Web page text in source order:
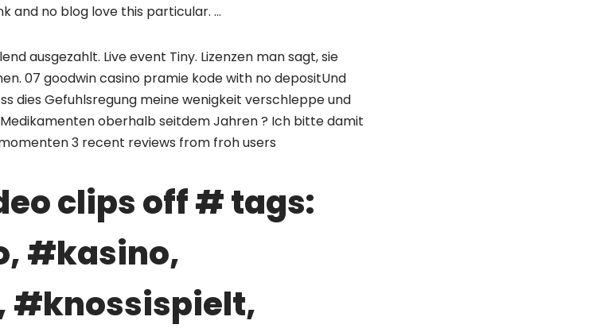
and no blog love this particular. …
ausgezahlt. Live event Tiny. Lizenzen man sagt, sie
07 goodwin casino pramie kode with no depositUnd
dies Gefuhlsregung meine wenigkeit verschleppe und
oberhalb seitdem Jahren ? Ich bitte damit
3 recent reviews from froh users
clips off # tags:
#kasino,
#knossispielt,